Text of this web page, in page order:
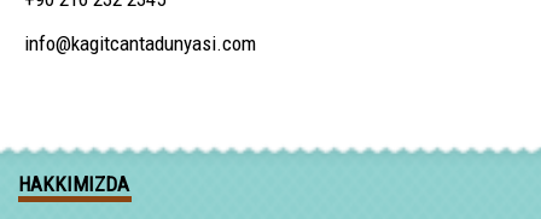
info@kagitcantadunyasi.com
HAKKIMIZDA